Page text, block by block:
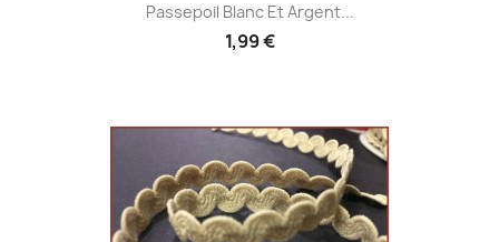
Passepoil Blanc Et Argent...
1,99 €